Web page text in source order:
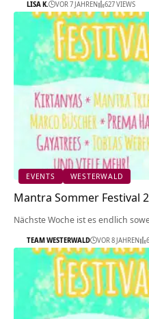
LISA K. VOR 7 JAHREN 627 VIEWS
EVENTS WESTERWALD
Mantra Sommer Festival
Nächste Woche ist es endlich
TEAM WESTERWALD VOR 8 JAHREN